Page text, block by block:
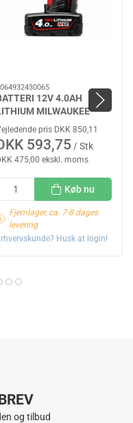
12V 4.0AH
MILWAUKEE
pris DKK 850,11
593,75 / Stk
475,00 ekskl. moms
Køb nu
Fjernlager, ca. 7-8 dages
levering
Husk at login!
og tilbud